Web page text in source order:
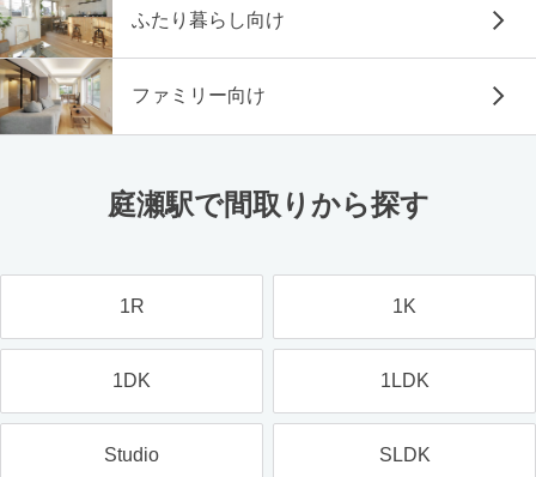
ふたり暮らし向け
ファミリー向け
庭瀬駅で間取りから探す
1R 1K
1DK 1LDK
Studio SLDK